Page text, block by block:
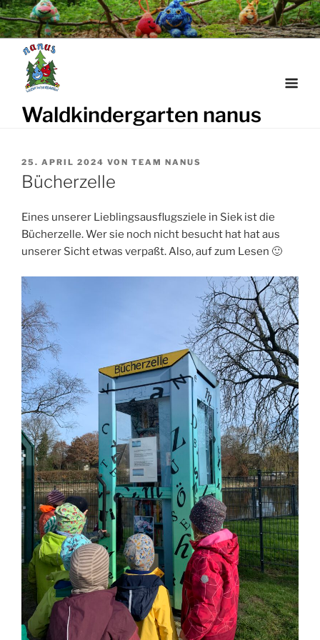
Weiter
zum
Inhalt
Waldkindergarten nanus
VERÖFFENTLICHT
AM
25. APRIL 2024 VON TEAM NANUS
Bücherzelle
Eines unserer Lieblingsausflugsziele in Siek ist die
Bücherzelle. Wer sie noch nicht besucht hat hat aus
unserer Sicht etwas verpaßt. Also, auf zum Lesen 🙂